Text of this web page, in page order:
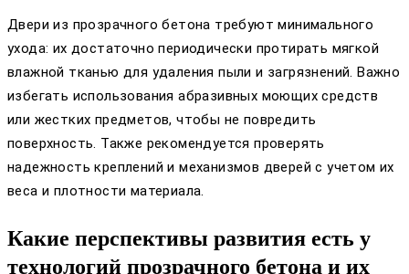
Двери из прозрачного бетона требуют минимального
ухода: их достаточно периодически протирать мягкой
влажной тканью для удаления пыли и загрязнений. Важно
избегать использования абразивных моющих средств
или жестких предметов, чтобы не повредить
поверхность. Также рекомендуется проверять
надежность креплений и механизмов дверей с учетом их
веса и плотности материала.
Какие перспективы развития есть у
технологий прозрачного бетона и их